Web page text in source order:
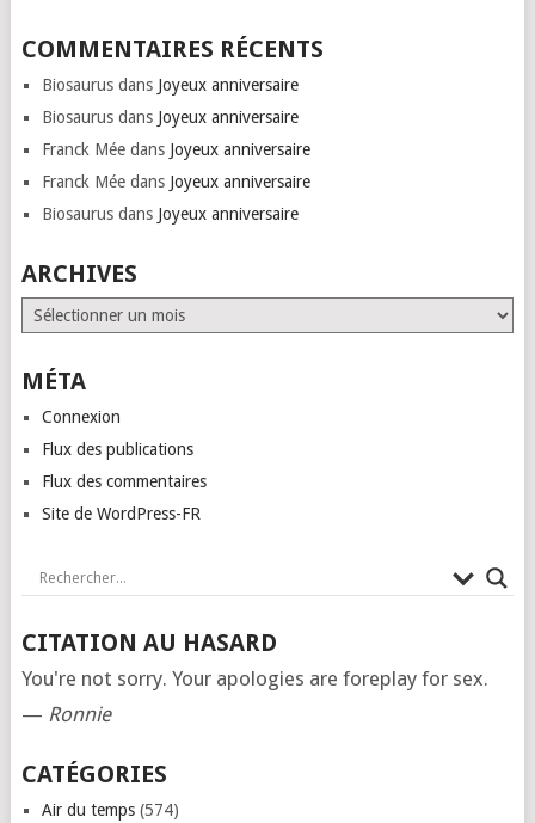
COMMENTAIRES RÉCENTS
Biosaurusdans Joyeux anniversaire
Biosaurusdans Joyeux anniversaire
Franck Méedans Joyeux anniversaire
Franck Méedans Joyeux anniversaire
Biosaurusdans Joyeux anniversaire
ARCHIVES
Archives
MÉTA
Connexion
Flux des publications
Flux des commentaires
Site de WordPress-FR
CITATION AU HASARD
You're not sorry. Your apologies are foreplay for sex.
— Ronnie
CATÉGORIES
Air du temps(574)